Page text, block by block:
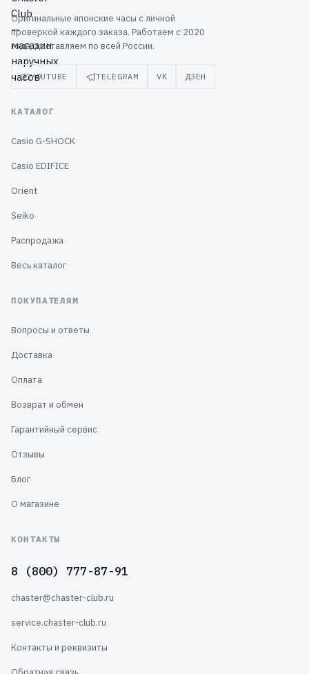
Оригинальные японские часы с личной
проверкой каждого заказа. Работаем с 2020
года, доставляем по всей России.
YOUTUBE TELEGRAM VK ДЗЕН
КАТАЛОГ
Casio G-SHOCK
Casio EDIFICE
Orient
Seiko
Распродажа
Весь каталог
ПОКУПАТЕЛЯМ
Вопросы и ответы
Доставка
Оплата
Возврат и обмен
Гарантийный сервис
Отзывы
Блог
О магазине
КОНТАКТЫ
8 (800) 777-87-91
chaster@chaster-club.ru
service.chaster-club.ru
Контакты и реквизиты